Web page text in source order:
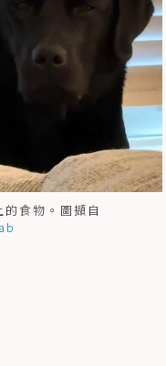
食物。圖擷自